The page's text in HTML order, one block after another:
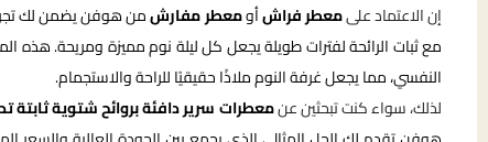
إن الاعتماد علىمعطر فراشأومعطر مفارشمن هوفن يضمن لك
مع ثبات الرائحة لفترات طويلة يجعل كل ليلة نوم مميزة ومريحة. هذه
النفسي، مما يجعل غرفة النوم ملاذًا حقيقيًا للراحة والاستجمام.
لذلك، سواء كنت تبحثين عنمعطرات سرير دافئة بروائح شتوية ثابتة